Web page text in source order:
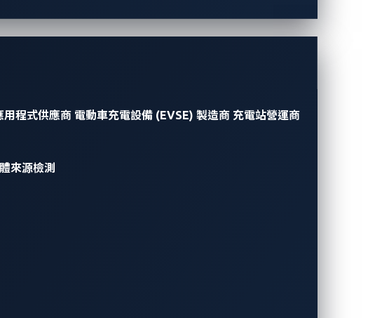
用程式供應商 電動車充電設備 (EVSE) 製造商 充電站營運商
來源檢測
包含數位元素的產品（Products with Digital
發、部署到退場。儘管法規已經開始施行，主要的